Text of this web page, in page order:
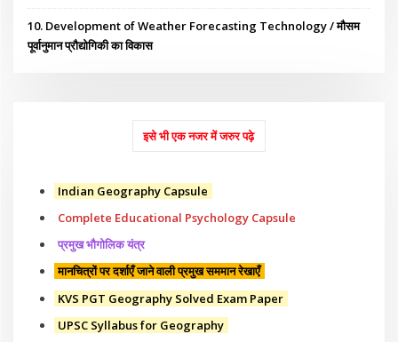
10. Development of Weather Forecasting Technology / मौसम
पूर्वानुमान प्रौद्योगिकी का विकास
इसे भी एक नजर में जरुर पढ़े
Indian Geography Capsule
Complete Educational Psychology Capsule
प्रमुख भौगोलिक यंत्र
मानचित्रों पर दर्शाएँ जाने वाली प्रमुख सममान रेखाएँ
KVS PGT Geography Solved Exam Paper
UPSC Syllabus for Geography